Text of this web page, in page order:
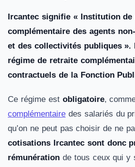
Ircantec signifie « Institution de
complémentaire des agents
et des collectivités publiques ».
régime de retraite
contractuels de la Fonction
Ce régime est obligatoire,
complémentaire des salariés du
qu’on ne peut pas choisir de ne
cotisations Ircantec sont donc
rémunération de tous ceux qui y